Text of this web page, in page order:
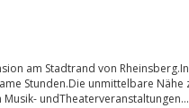
am Stadtrand von
Stunden.Die unmittelbare Nähe
undTheaterveranstaltungen...